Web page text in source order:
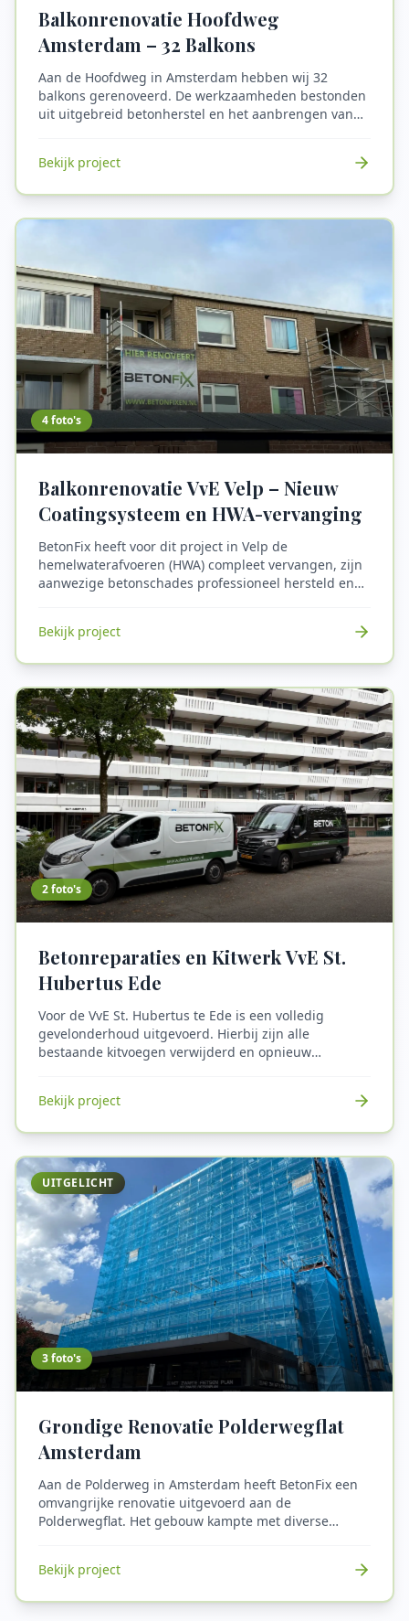
Balkonrenovatie Hoofdweg
Amsterdam – 32 Balkons
Aan de Hoofdweg in Amsterdam hebben wij 32
balkons gerenoveerd. De werkzaamheden bestonden
uit uitgebreid betonherstel en het aanbrengen van
vernieuwde afwerking met langdurige bescherming.
wooncomfort vergroot.
Bekijk project
4foto's
Balkonrenovatie VvE Velp – Nieuw
Coatingsysteem en HWA-vervanging
BetonFix heeft voor dit project in Velp de
hemelwaterafvoeren (HWA) compleet vervangen, zijn
aanwezige betonschades professioneel hersteld en
waterdichte, veilige en onderhoudsarme balkons met
Bekijk project
2foto's
Betonreparaties en Kitwerk VvE St.
Hubertus Ede
Voor de VvE St. Hubertus te Ede is een volledig
gevelonderhoud uitgevoerd. Hierbij zijn alle
bestaande kitvoegen verwijderd en opnieuw
delen zijn verwijderd, de wapening is waar nodig
richtlijnen. Na voltooiing zijn de werkzaamheden
gecontroleerd op hechting, aansluiting en
esthetische afwerking.
Bekijk project
UITGELICHT
3foto's
Grondige Renovatie Polderwegflat
Amsterdam
Aan de Polderweg in Amsterdam heeft BetonFix een
omvangrijke renovatie uitgevoerd aan de
Polderwegflat. Het gebouw kampte met diverse
coatingsysteem dat de levensduur verlengt en het
Bekijk project